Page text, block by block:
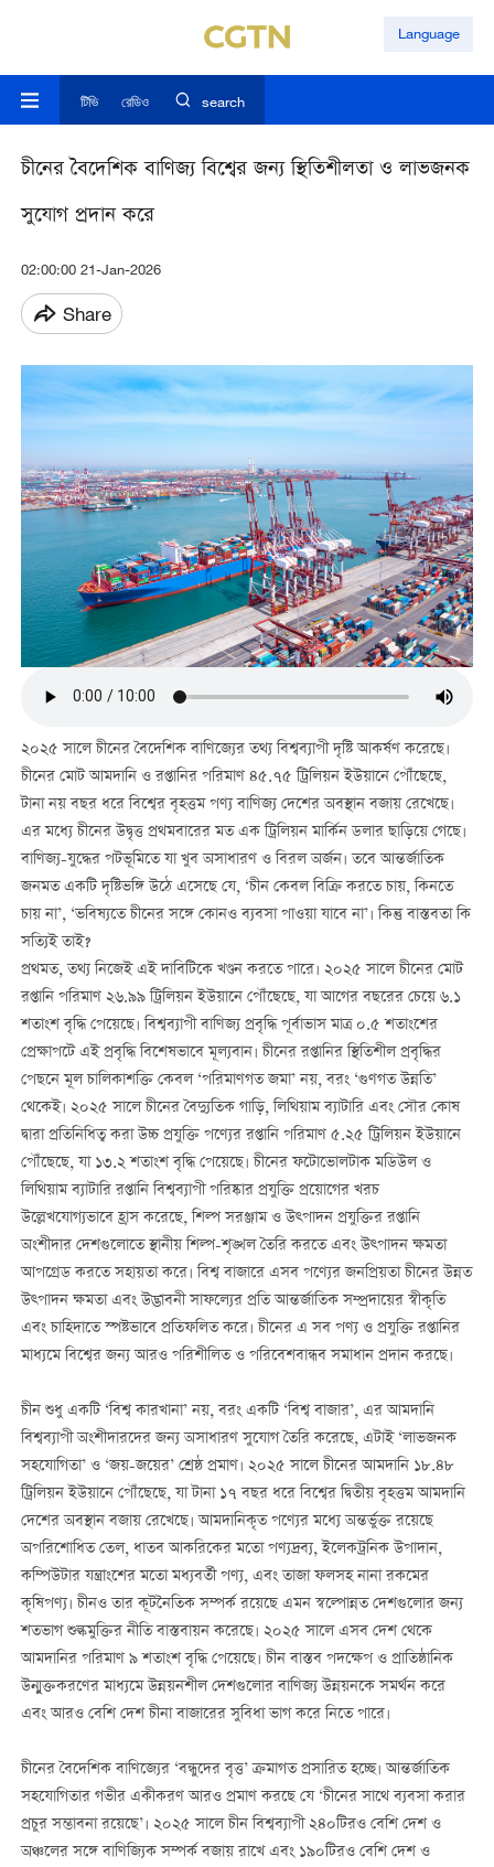
Language
টিভি রেডিও search
চীনের বৈদেশিক বাণিজ্য বিশ্বের জন্য স্থিতিশীলতা ও লাভজনক
সুযোগ প্রদান করে
02:00:00 21-Jan-2026
Share
২০২৫ সালে চীনের বৈদেশিক বাণিজ্যের তথ্য বিশ্বব্যাপী দৃষ্টি আকর্ষণ করেছে।
চীনের মোট আমদানি ও রপ্তানির পরিমাণ ৪৫.৭৫ ট্রিলিয়ন ইউয়ানে পৌঁছেছে,
টানা নয় বছর ধরে বিশ্বের বৃহত্তম পণ্য বাণিজ্য দেশের অবস্থান বজায় রেখেছে।
এর মধ্যে চীনের উদ্বৃত্ত প্রথমবারের মত এক ট্রিলিয়ন মার্কিন ডলার ছাড়িয়ে গেছে।
বাণিজ্য-যুদ্ধের পটভূমিতে যা খুব অসাধারণ ও বিরল অর্জন। তবে আন্তর্জাতিক
জনমত একটি দৃষ্টিভঙ্গি উঠে এসেছে যে, ‘চীন কেবল বিক্রি করতে চায়, কিনতে
চায় না’, ‘ভবিষ্যতে চীনের সঙ্গে কোনও ব্যবসা পাওয়া যাবে না’। কিন্তু বাস্তবতা কি
সত্যিই তাই?
প্রথমত, তথ্য নিজেই এই দাবিটিকে খণ্ডন করতে পারে। ২০২৫ সালে চীনের মোট
রপ্তানি পরিমাণ ২৬.৯৯ ট্রিলিয়ন ইউয়ানে পৌঁছেছে, যা আগের বছরের চেয়ে ৬.১
শতাংশ বৃদ্ধি পেয়েছে। বিশ্বব্যাপী বাণিজ্য প্রবৃদ্ধি পূর্বাভাস মাত্র ০.৫ শতাংশের
প্রেক্ষাপটে এই প্রবৃদ্ধি বিশেষভাবে মূল্যবান। চীনের রপ্তানির স্থিতিশীল প্রবৃদ্ধির
পেছনে মূল চালিকাশক্তি কেবল ‘পরিমাণগত জমা’ নয়, বরং ‘গুণগত উন্নতি’
থেকেই। ২০২৫ সালে চীনের বৈদ্যুতিক গাড়ি, লিথিয়াম ব্যাটারি এবং সৌর কোষ
দ্বারা প্রতিনিধিত্ব করা উচ্চ প্রযুক্তি পণ্যের রপ্তানি পরিমাণ ৫.২৫ ট্রিলিয়ন ইউয়ানে
পৌঁছেছে, যা ১৩.২ শতাংশ বৃদ্ধি পেয়েছে। চীনের ফটোভোলটাক মডিউল ও
লিথিয়াম ব্যাটারি রপ্তানি বিশ্বব্যাপী পরিষ্কার প্রযুক্তি প্রয়োগের খরচ
উল্লেখযোগ্যভাবে হ্রাস করেছে, শিল্প সরঞ্জাম ও উত্পাদন প্রযুক্তির রপ্তানি
অংশীদার দেশগুলোতে স্থানীয় শিল্প-শৃঙ্খল তৈরি করতে এবং উত্পাদন ক্ষমতা
আপগ্রেড করতে সহায়তা করে। বিশ্ব বাজারে এসব পণ্যের জনপ্রিয়তা চীনের উন্নত
উত্পাদন ক্ষমতা এবং উদ্ভাবনী সাফল্যের প্রতি আন্তর্জাতিক সম্প্রদায়ের স্বীকৃতি
এবং চাহিদাতে স্পষ্টভাবে প্রতিফলিত করে। চীনের এ সব পণ্য ও প্রযুক্তি রপ্তানির
মাধ্যমে বিশ্বের জন্য আরও পরিশীলিত ও পরিবেশবান্ধব সমাধান প্রদান করছে।
চীন শুধু একটি ‘বিশ্ব কারখানা’ নয়, বরং একটি ‘বিশ্ব বাজার’, এর আমদানি
বিশ্বব্যাপী অংশীদারদের জন্য অসাধারণ সুযোগ তৈরি করেছে, এটাই ‘লাভজনক
সহযোগিতা’ ও ‘জয়-জয়ের’ শ্রেষ্ঠ প্রমাণ। ২০২৫ সালে চীনের আমদানি ১৮.৪৮
ট্রিলিয়ন ইউয়ানে পৌঁছেছে, যা টানা ১৭ বছর ধরে বিশ্বের দ্বিতীয় বৃহত্তম আমদানি
দেশের অবস্থান বজায় রেখেছে। আমদানিকৃত পণ্যের মধ্যে অন্তর্ভুক্ত রয়েছে
অপরিশোধিত তেল, ধাতব আকরিকের মতো পণ্যদ্রব্য, ইলেকট্রনিক উপাদান,
কম্পিউটার যন্ত্রাংশের মতো মধ্যবর্তী পণ্য, এবং তাজা ফলসহ নানা রকমের
কৃষিপণ্য। চীনও তার কূটনৈতিক সম্পর্ক রয়েছে এমন স্বল্পোন্নত দেশগুলোর জন্য
শতভাগ শুল্কমুক্তির নীতি বাস্তবায়ন করেছে। ২০২৫ সালে এসব দেশ থেকে
আমদানির পরিমাণ ৯ শতাংশ বৃদ্ধি পেয়েছে। চীন বাস্তব পদক্ষেপ ও প্রাতিষ্ঠানিক
উন্মুক্তকরণের মাধ্যমে উন্নয়নশীল দেশগুলোর বাণিজ্য উন্নয়নকে সমর্থন করে
এবং আরও বেশি দেশ চীনা বাজারের সুবিধা ভাগ করে নিতে পারে।
চীনের বৈদেশিক বাণিজ্যের ‘বন্ধুদের বৃত্ত’ ক্রমাগত প্রসারিত হচ্ছে। আন্তর্জাতিক
সহযোগিতার গভীর একীকরণ আরও প্রমাণ করছে যে ‘চীনের সাথে ব্যবসা করার
প্রচুর সম্ভাবনা রয়েছে’। ২০২৫ সালে চীন বিশ্বব্যাপী ২৪০টিরও বেশি দেশ ও
অঞ্চলের সঙ্গে বাণিজ্যিক সম্পর্ক বজায় রাখে এবং ১৯০টিরও বেশি দেশ ও